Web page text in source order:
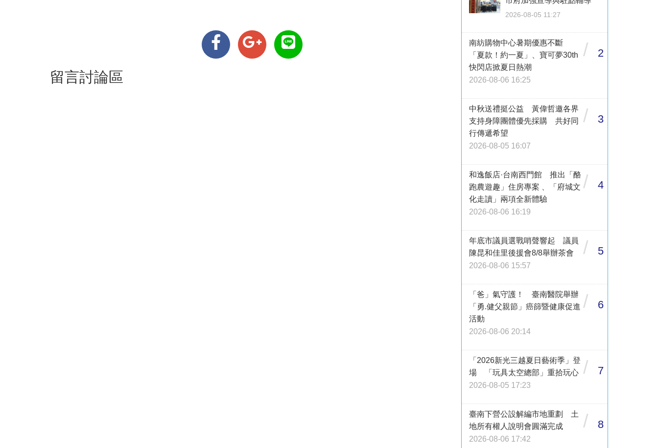
留言討論區
2026-08-05 11:27
南紡購物中心暑期優惠不斷
「夏款！約一夏」、寶可夢30th
快閃店掀夏日熱潮
2026-08-06 16:25
/ 2
中秋送禮挺公益 黃偉哲邀各界
支持身障團體優先採購 共好同
行傳遞希望
2026-08-05 16:07
/ 3
和逸飯店·台南西門館 推出「酪
跑農遊趣」住房專案 、「府城文
化走讀」兩項全新體驗
2026-08-06 16:19
/ 4
年底市議員選戰哨聲響起 議員
陳昆和佳里後援會8/8舉辦茶會
2026-08-06 15:57
/ 5
「爸」氣守護！ 臺南醫院舉辦
「勇.健父親節」癌篩暨健康促進
活動
2026-08-06 20:14
/ 6
「2026新光三越夏日藝術季」登
場 「玩具太空總部」重拾玩心
2026-08-05 17:23
/ 7
臺南下營公設解編市地重劃 土
地所有權人說明會圓滿完成
2026-08-06 17:42
/ 8